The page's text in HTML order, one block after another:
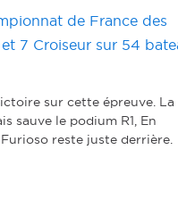
de France des
7 Croiseur sur 54
sur cette épreuve. La
sauve le podium R1, En
reste juste derrière.